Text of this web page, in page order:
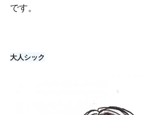
です。
大人シック